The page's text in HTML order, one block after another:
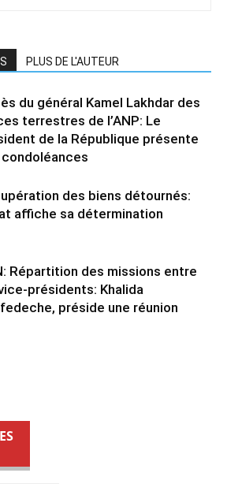
PLUS DE L'AUTEUR
du général Kamel Lakhdar des
terrestres de l’ANP: Le
de la République présente
des biens détournés:
affiche sa détermination
Répartition des missions entre
présidents: Khalida
préside une réunion